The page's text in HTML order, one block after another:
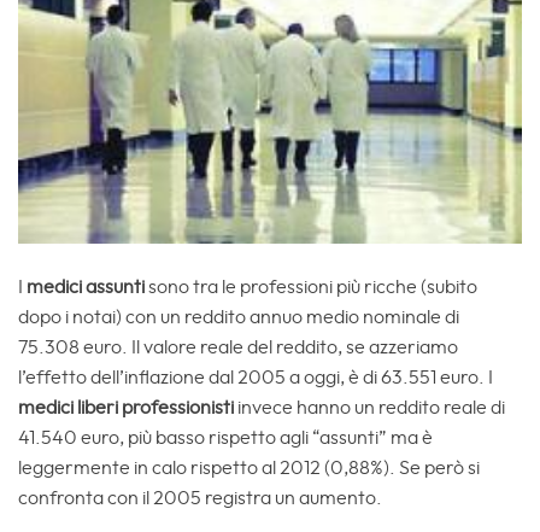
medici assuntisono tra le professioni più ricche (subito
dopo i notai) con un reddito annuo medio nominale di
75.308 euro. Il valore reale del reddito, se azzeriamo
l’effetto dell’inflazione dal 2005 a oggi, è di 63.551 euro. I
medici liberi professionisti invece hanno un reddito reale di
41.540 euro, più basso rispetto agli “assunti” ma è
leggermente in calo rispetto al 2012 (0,88%). Se però si
confronta con il 2005 registra un aumento.